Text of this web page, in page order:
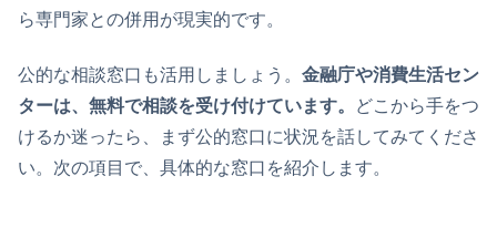
ら専門家との併用が現実的です。
公的な相談窓口も活用しましょう。 金融庁や消費生活セン
ターは、無料で相談を受け付けています。
どこから手をつ
けるか迷ったら、まず公的窓口に状況を話してみてくださ
い。次の項目で、具体的な窓口を紹介します。